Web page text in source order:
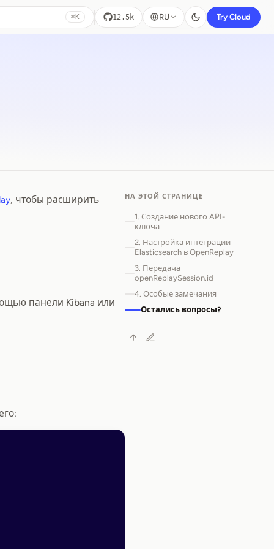
⌘K 12.5k RU Try Cloud
, чтобы расширить
панели Kibana или
НА ЭТОЙ СТРАНИЦЕ
1. Создание нового API-
ключа
2. Настройка интеграции
Elasticsearch в OpenReplay
3. Передача
openReplaySession.id
4. Особые замечания
Остались вопросы?